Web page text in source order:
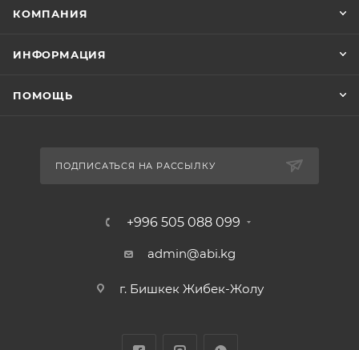
КОМПАНИЯ
ИНФОРМАЦИЯ
ПОМОЩЬ
ПОДПИСАТЬСЯ НА РАССЫЛКУ
+996 505 088 099
admin@abi.kg
г. Бишкек Жибек-Жолу